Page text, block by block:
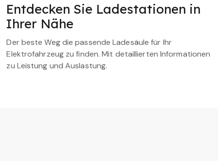
Entdecken Sie Ladestationen in
Ihrer Nähe
Der beste Weg die passende Ladesäule für Ihr
Elektrofahrzeug zu finden. Mit detaillierten Informationen
zu Leistung und Auslastung.